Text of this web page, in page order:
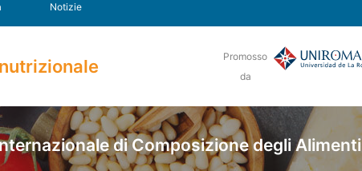
Notizie
nutrizionale
Promosso
da
di Composizione degli Alimenti